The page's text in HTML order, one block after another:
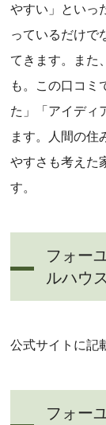
やすい」といっ
っているだけで
てきます。また
も。この口コミ
た」「アイディ
ます。人間の住
やすさも考えた
す。
フォー
ルハウス
公式サイトに記
フォー